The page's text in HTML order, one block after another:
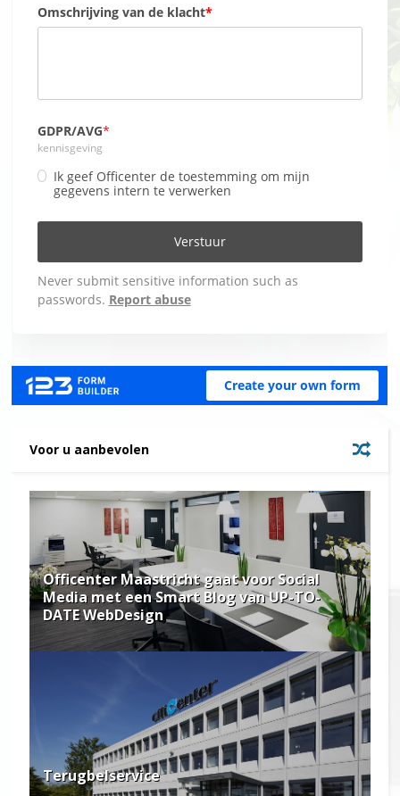
Voor u aanbevolen
Officenter Maastricht gaat voor Social
Media met een Smart Blog van UP-TO-
DATE WebDesign
Terugbelservice